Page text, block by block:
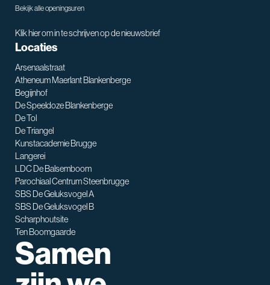
Bekijk alle openingsuren
Klik hier om in te schrijven op de nieuwsbrief
Locaties
Arsenaalstraat
Atheneum Maerlant Blankenberge
Begijnhof
De Speeldoze Blankenberge
De Tol
De Triangel
Kunstacademie Brugge
Langerei
LDC De Balsemboom
Parochiaal Centrum Steenbrugge
SBS De Geluksvogel A
SBS De Geluksvogel B
Scharphoutsite
Ten Boomgaarde
Samen
SNT assistent
Waarmee kan ik je helpen?